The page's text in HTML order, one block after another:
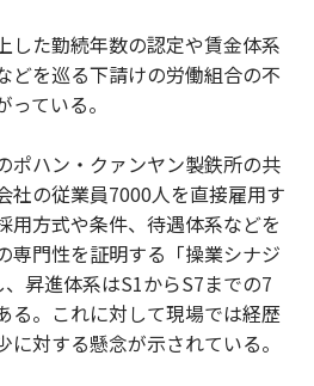
した勤続年数の認定や賃金体系
どを巡る下請けの労働組合の不
ている。
ポハン・クァンヤン製鉄所の共
社の従業員7000人を直接雇用す
用方式や条件、待遇体系などを
専門性を証明する「操業シナジ
昇進体系はS1からS7までの7
る。これに対して現場では経歴
対する懸念が示されている。